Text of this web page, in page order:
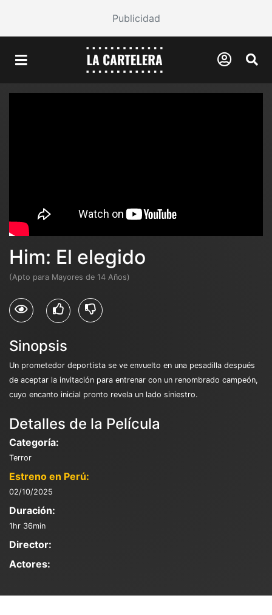
Publicidad
Him: El elegido
(Apto para Mayores de 14 Años)
Sinopsis
Un prometedor deportista se ve envuelto en una pesadilla después
de aceptar la invitación para entrenar con un renombrado campeón,
cuyo encanto inicial pronto revela un lado siniestro.
Detalles de la Película
Categoría:
Terror
Estreno en Perú:
02/10/2025
Duración:
1hr 36min
Director:
Actores: